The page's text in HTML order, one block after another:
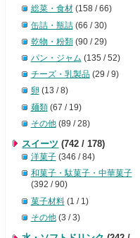
総菜・食材(158 / 66)
缶詰・瓶詰(66 / 30)
乾物・粉類(90 / 29)
パン・ジャム (135 / 52)
チーズ・乳製品(29 / 9)
卵 (13 / 8)
麺類(67 / 19)
その他(89 / 28)
スイーツ (742 / 178)
洋菓子(346 / 84)
和菓子・駄菓子・中華菓子
(392 / 90)
菓子材料(1 / 1)
その他(3 / 3)